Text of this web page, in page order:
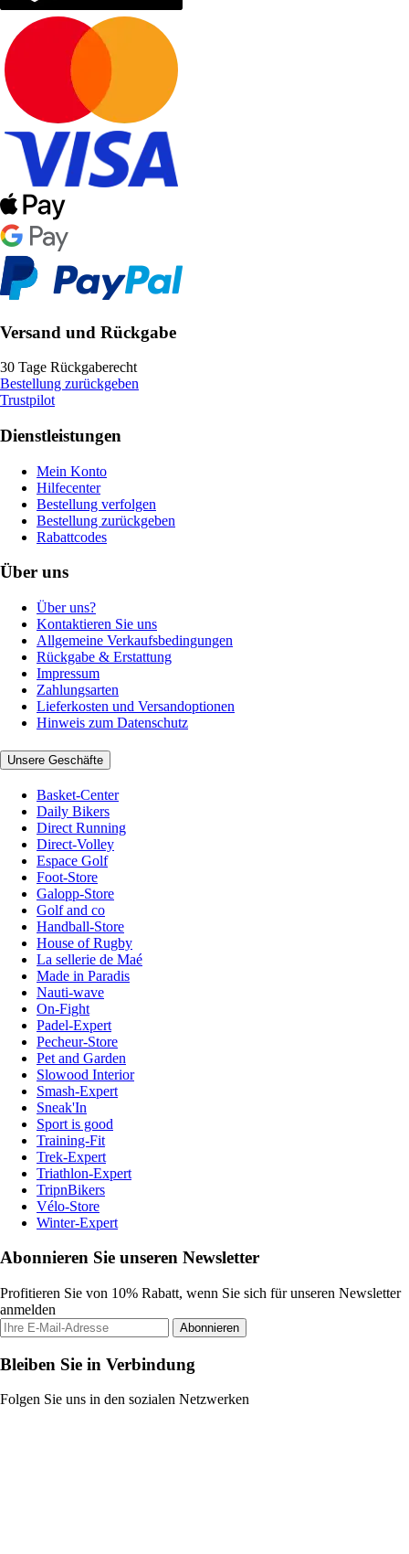
Versand und Rückgabe
30 Tage Rückgaberecht
Bestellung zurückgeben
Trustpilot
Dienstleistungen
Mein Konto
Hilfecenter
Bestellung verfolgen
Bestellung zurückgeben
Rabattcodes
Über uns
Über uns?
Kontaktieren Sie uns
Allgemeine Verkaufsbedingungen
Rückgabe & Erstattung
Impressum
Zahlungsarten
Lieferkosten und Versandoptionen
Hinweis zum Datenschutz
Unsere Geschäfte
Basket-Center
Daily Bikers
Direct Running
Direct-Volley
Espace Golf
Foot-Store
Galopp-Store
Golf and co
Handball-Store
House of Rugby
La sellerie de Maé
Made in Paradis
Nauti-wave
On-Fight
Padel-Expert
Pecheur-Store
Pet and Garden
Slowood Interior
Smash-Expert
Sneak'In
Sport is good
Training-Fit
Trek-Expert
Triathlon-Expert
TripnBikers
Vélo-Store
Winter-Expert
Abonnieren Sie unseren Newsletter
Profitieren Sie von 10% Rabatt, wenn Sie sich für unseren Newsletter
anmelden
Abonnieren
Bleiben Sie in Verbindung
Folgen Sie uns in den sozialen Netzwerken